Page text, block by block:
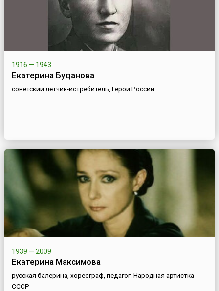
1916 — 1943
Екатерина Буданова
советский летчик-истребитель, Герой России
1939 — 2009
Екатерина Максимова
русская балерина, хореограф, педагог, Народная артистка
СССР